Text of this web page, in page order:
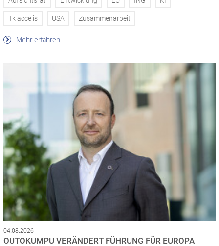
Tk accelis USA Zusammenarbeit
Mehr erfahren
04.08.2026
OUTOKUMPU VERÄNDERT FÜHRUNG FÜR EUROPA